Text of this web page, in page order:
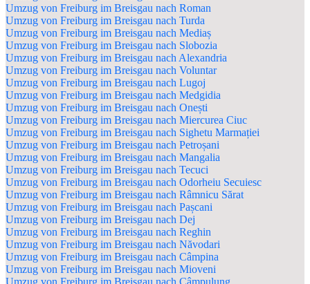
Umzug von Freiburg im Breisgau nach Roman
Umzug von Freiburg im Breisgau nach Turda
Umzug von Freiburg im Breisgau nach Mediaș
Umzug von Freiburg im Breisgau nach Slobozia
Umzug von Freiburg im Breisgau nach Alexandria
Umzug von Freiburg im Breisgau nach Voluntar
Umzug von Freiburg im Breisgau nach Lugoj
Umzug von Freiburg im Breisgau nach Medgidia
Umzug von Freiburg im Breisgau nach Onești
Umzug von Freiburg im Breisgau nach Miercurea Ciuc
Umzug von Freiburg im Breisgau nach Sighetu Marmației
Umzug von Freiburg im Breisgau nach Petroșani
Umzug von Freiburg im Breisgau nach Mangalia
Umzug von Freiburg im Breisgau nach Tecuci
Umzug von Freiburg im Breisgau nach Odorheiu Secuiesc
Umzug von Freiburg im Breisgau nach Râmnicu Sărat
Umzug von Freiburg im Breisgau nach Pașcani
Umzug von Freiburg im Breisgau nach Dej
Umzug von Freiburg im Breisgau nach Reghin
Umzug von Freiburg im Breisgau nach Năvodari
Umzug von Freiburg im Breisgau nach Câmpina
Umzug von Freiburg im Breisgau nach Mioveni
Umzug von Freiburg im Breisgau nach Câmpulung